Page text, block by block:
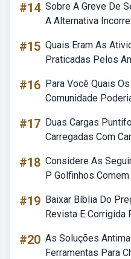
#14 Sobre A Greve De
A Alternativa
#15 Quais Eram As
Praticadas Pelos
#16 Para Você Quais
Comunidade
#17 Duas Cargas
Carregadas Com
#18 Considere As
P Golfinhos
#19 Baixar Bíblia Do
Revista E Corrigida
#20 As Soluções
Ferramentas Para